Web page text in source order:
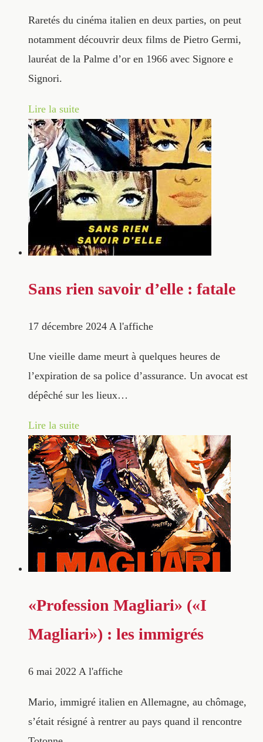
Raretés du cinéma italien en deux parties, on peut
notamment découvrir deux films de Pietro Germi,
lauréat de la Palme d’or en 1966 avec Signore e
Signori.
Lire la suite
Sans rien savoir d’elle : fatale
17 décembre 2024 A l'affiche
Une vieille dame meurt à quelques heures de
l’expiration de sa police d’assurance. Un avocat est
dépêché sur les lieux…
Lire la suite
«Profession Magliari» («I
Magliari») : les immigrés
6 mai 2022 A l'affiche
Mario, immigré italien en Allemagne, au chômage,
s’était résigné à rentrer au pays quand il rencontre